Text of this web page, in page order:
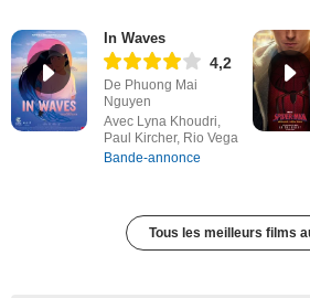
In Waves
4,2
De Phuong Mai
Nguyen
Avec Lyna Khoudri,
Paul Kircher, Rio Vega
Bande-annonce
Tous les meilleurs films